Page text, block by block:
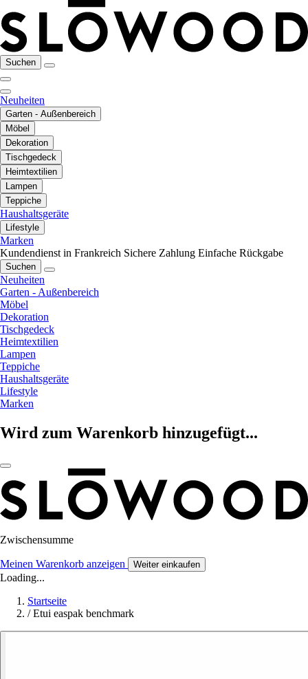
Suchen
Neuheiten
Garten - Außenbereich
Möbel
Dekoration
Tischgedeck
Heimtextilien
Lampen
Teppiche
Haushaltsgeräte
Lifestyle
Marken
Kundendienst in Frankreich Sichere Zahlung Einfache Rückgabe
Suchen
Neuheiten
Garten - Außenbereich
Möbel
Dekoration
Tischgedeck
Heimtextilien
Lampen
Teppiche
Haushaltsgeräte
Lifestyle
Marken
Wird zum Warenkorb hinzugefügt...
Zwischensumme
Meinen Warenkorb anzeigen Weiter einkaufen
Loading...
Startseite
/ Etui easpak benchmark